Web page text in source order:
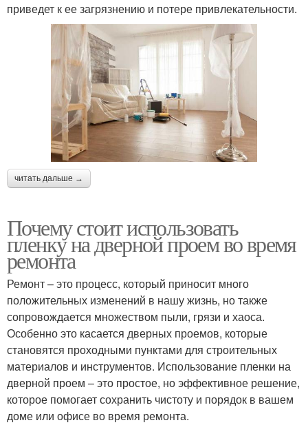
приведет к ее загрязнению и потере привлекательности.
читать дальше →
Почему стоит использовать
пленку на дверной проем во время
ремонта
Ремонт – это процесс, который приносит много
положительных изменений в нашу жизнь, но также
сопровождается множеством пыли, грязи и хаоса.
Особенно это касается дверных проемов, которые
становятся проходными пунктами для строительных
материалов и инструментов. Использование пленки на
дверной проем – это простое, но эффективное решение,
которое помогает сохранить чистоту и порядок в вашем
доме или офисе во время ремонта.